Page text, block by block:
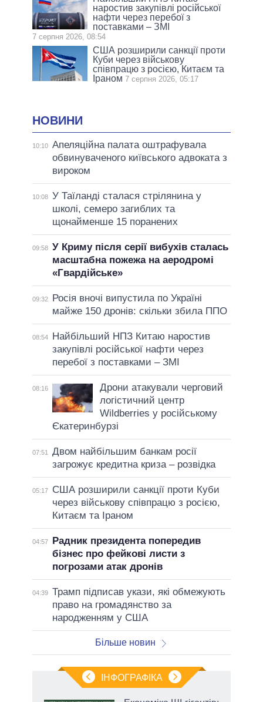
наростив закупівлі російської
нафти через перебої з
поставками – ЗМІ
7 серпня 2026, 08:54
США розширили санкції проти
Куби через військову
співпрацю з росією, Китаєм та
Іраном 7 серпня 2026, 05:17
НОВИНИ
10:10 Апеляційна палата оштрафувала
обвинуваченого київського адвоката з
вироком
10:08 У Таїланді сталася стрілянина у
школі, семеро загиблих та
щонайменше 15 поранених
09:58 У Криму після серії вибухів сталась
масштабна пожежа на аеродромі
«Гвардійське»
09:32
Росія вночі випустила по Україні
майже 150 дронів: скільки збила ППО
08:54
Найбільший НПЗ Китаю наростив
закупівлі російської нафти через
перебої з поставками – ЗМІ
08:16
Дрони атакували черговий
логістичний центр
Wildberries у російському
Єкатеринбурзі
07:51
Двом найбільшим банкам росії
загрожує кредитна криза – розвідка
05:17
США розширили санкції проти Куби
через військову співпрацю з росією,
Китаєм та Іраном
04:57
Радник президента попередив
бізнес про фейкові листи з
погрозами атак дронів
04:39 Трамп підписав укази, які обмежують
право на громадянство за
народженням у США
Більше новин
ІНФОГРАФІКА